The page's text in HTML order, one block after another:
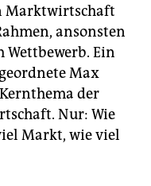
Marktwirtschaft
ansonsten
Ein
Max
der
Nur: Wie
Markt, wie viel